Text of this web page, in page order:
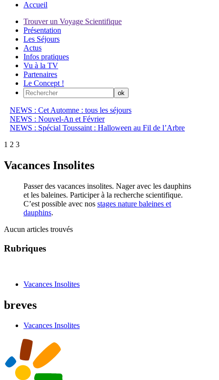
Accueil
Trouver un Voyage Scientifique
Présentation
Les Séjours
Actus
Infos pratiques
Vu à la TV
Partenaires
Le Concept !
NEWS : Cet Automne : tous les séjours
NEWS : Nouvel-An et Février
NEWS : Spécial Toussaint : Halloween au Fil de l’Arbre
1 2 3
Vacances Insolites
Passer des vacances insolites. Nager avec les dauphins
et les baleines. Participer à la recherche scientifique.
C’est possible avec nos stages nature baleines et
dauphins.
Aucun articles trouvés
Rubriques
Vacances Insolites
breves
Vacances Insolites